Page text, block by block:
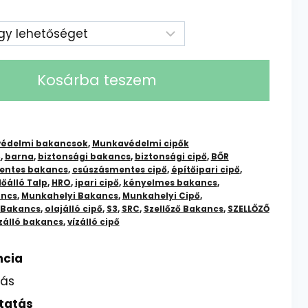
Kosárba teszem
bakancsok, Munkavédelmi cipők
, barna, biztonsági bakancs, biztonsági cipő, BŐR
bakancs, csúszásmentes cipő, építőipari cipő,
Talp, HRO, ipari cipő, kényelmes bakancs,
, Munkahelyi Bakancs, Munkahelyi Cipő,
, olajálló cipő, S3, SRC, Szellőző Bakancs, SZELLŐZŐ
bakancs,vízálló cipő